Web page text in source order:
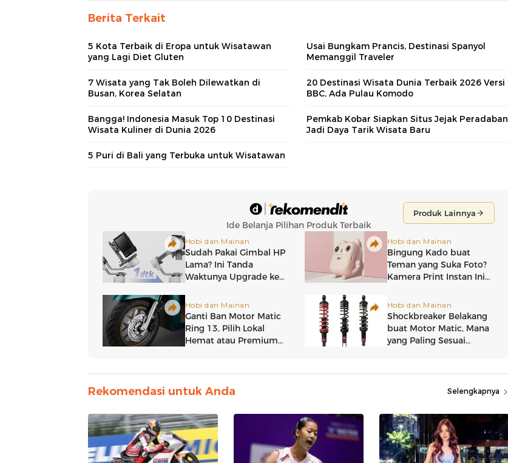
Berita Terkait
5 Kota Terbaik di Eropa untuk Wisatawan
yang Lagi Diet Gluten
Usai Bungkam Prancis, Destinasi Spanyol
Memanggil Traveler
7 Wisata yang Tak Boleh Dilewatkan di
Busan, Korea Selatan
20 Destinasi Wisata Dunia Terbaik 2026 Versi
BBC, Ada Pulau Komodo
Bangga! Indonesia Masuk Top 10 Destinasi
Wisata Kuliner di Dunia 2026
Pemkab Kobar Siapkan Situs Jejak Peradaban
Jadi Daya Tarik Wisata Baru
5 Puri di Bali yang Terbuka untuk Wisatawan
Rekomendasi untuk Anda Selengkapnya